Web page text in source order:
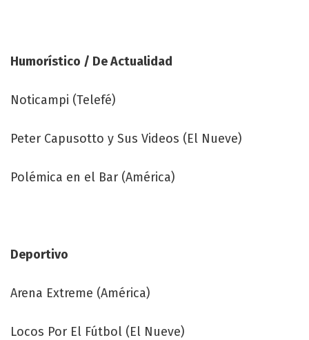
Humorístico / De Actualidad
Noticampi (Telefé)
Peter Capusotto y Sus Videos (El Nueve)
Polémica en el Bar (América)
Deportivo
Arena Extreme (América)
Locos Por El Fútbol (El Nueve)